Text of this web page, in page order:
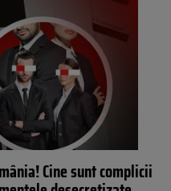
Cine sunt complicii